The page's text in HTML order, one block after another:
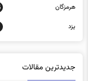
هرمزگان
یزد
جدیدترین مقالات